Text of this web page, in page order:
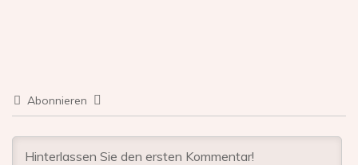
Abonnieren